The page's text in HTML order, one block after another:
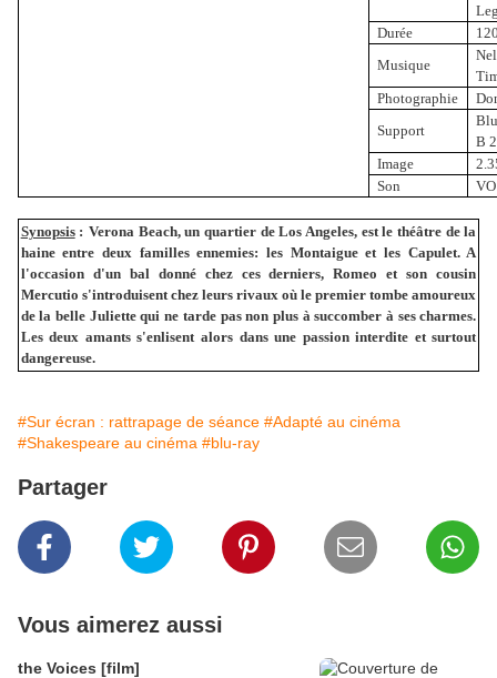
Durée
Musique
Photographie
Support
B
Image
Son
Synopsis: Verona Beach, un quartier de Los Angeles, est le théâtre de la
haine entre deux familles ennemies: les Montaigue et les Capulet. A
l'occasion d'un bal donné chez ces derniers, Romeo et son cousin
Mercutio s'introduisent chez leurs rivaux où le premier tombe amoureux
de la belle Juliette qui ne tarde pas non plus à succomber à ses charmes.
Les deux amants s'enlisent alors dans une passion interdite et surtout
dangereuse.
#Sur écran : rattrapage de séance #Adapté au cinéma
#Shakespeare au cinéma #blu-ray
Partager
Vous aimerez aussi
the Voices [film]